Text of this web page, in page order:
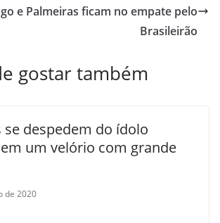
e Palmeiras ficam no empate pelo
Brasileirão
gostar também
despedem do ídolo
um velório com grande
de 2020